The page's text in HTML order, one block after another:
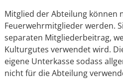
Mitglied der Abteilung können
Feuerwehrmitglieder werden.
separaten Mitgliederbeitrag,
Kulturgutes verwendet wird.
eigene Unterkasse sodass
nicht für die Abteilung